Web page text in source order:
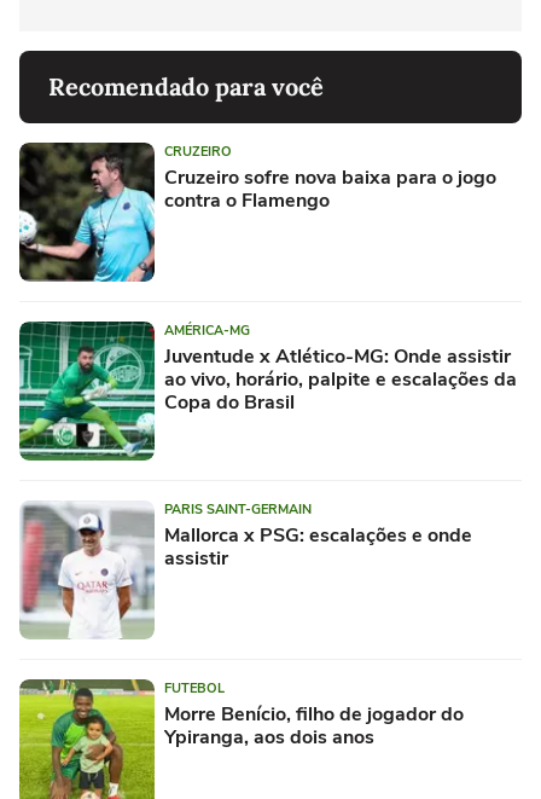
Recomendado para você
CRUZEIRO
Cruzeiro sofre nova baixa para o jogo
contra o Flamengo
AMÉRICA-MG
Juventude x Atlético-MG: Onde assistir
ao vivo, horário, palpite e escalações da
Copa do Brasil
PARIS SAINT-GERMAIN
Mallorca x PSG: escalações e onde
assistir
FUTEBOL
Morre Benício, filho de jogador do
Ypiranga, aos dois anos